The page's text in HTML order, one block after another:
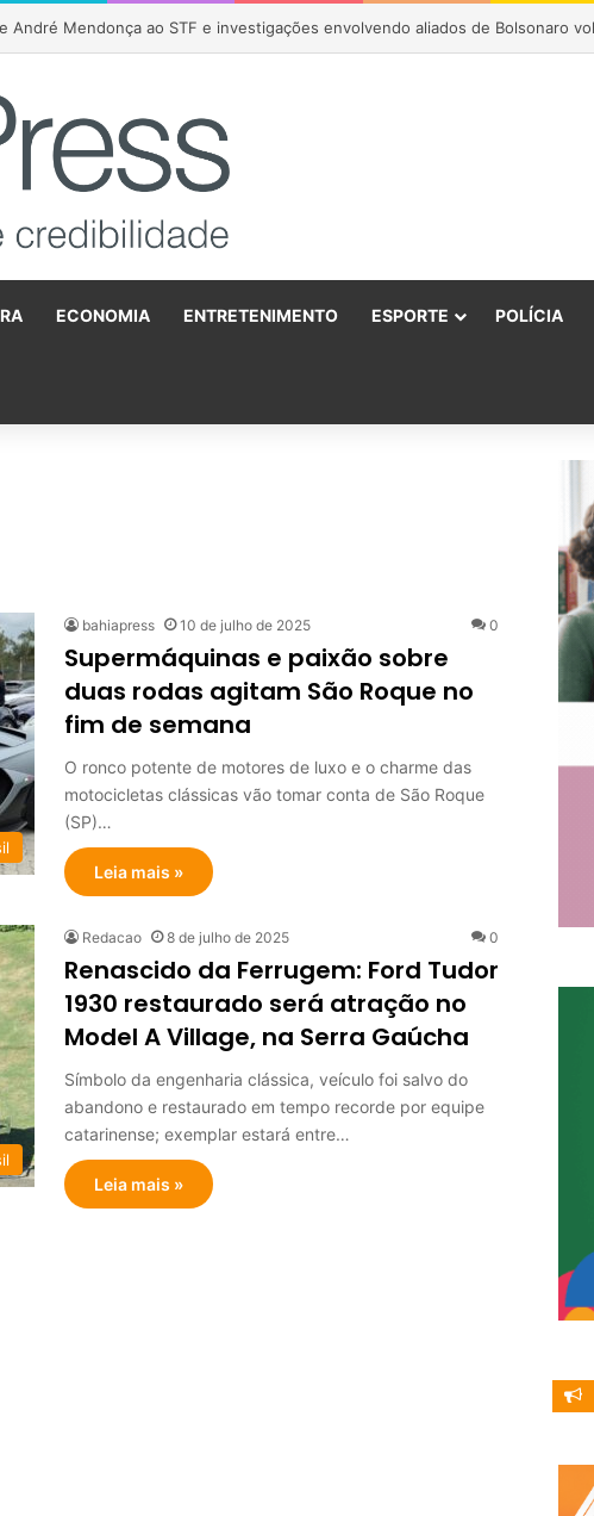
ECONOMIA ENTRETENIMENTO ESPORTE POLÍCIA
bahiapress 10 de julho de 2025 0
Supermáquinas e paixão sobre
duas rodas agitam São Roque no
fim de semana
O ronco potente de motores de luxo e o charme das
motocicletas clássicas vão tomar conta de São Roque
(SP)…
Leia mais »
Redacao 8 de julho de 2025 0
Renascido da Ferrugem: Ford Tudor
1930 restaurado será atração no
Model A Village, na Serra Gaúcha
Símbolo da engenharia clássica, veículo foi salvo do
abandono e restaurado em tempo recorde por equipe
catarinense; exemplar estará entre…
Leia mais »